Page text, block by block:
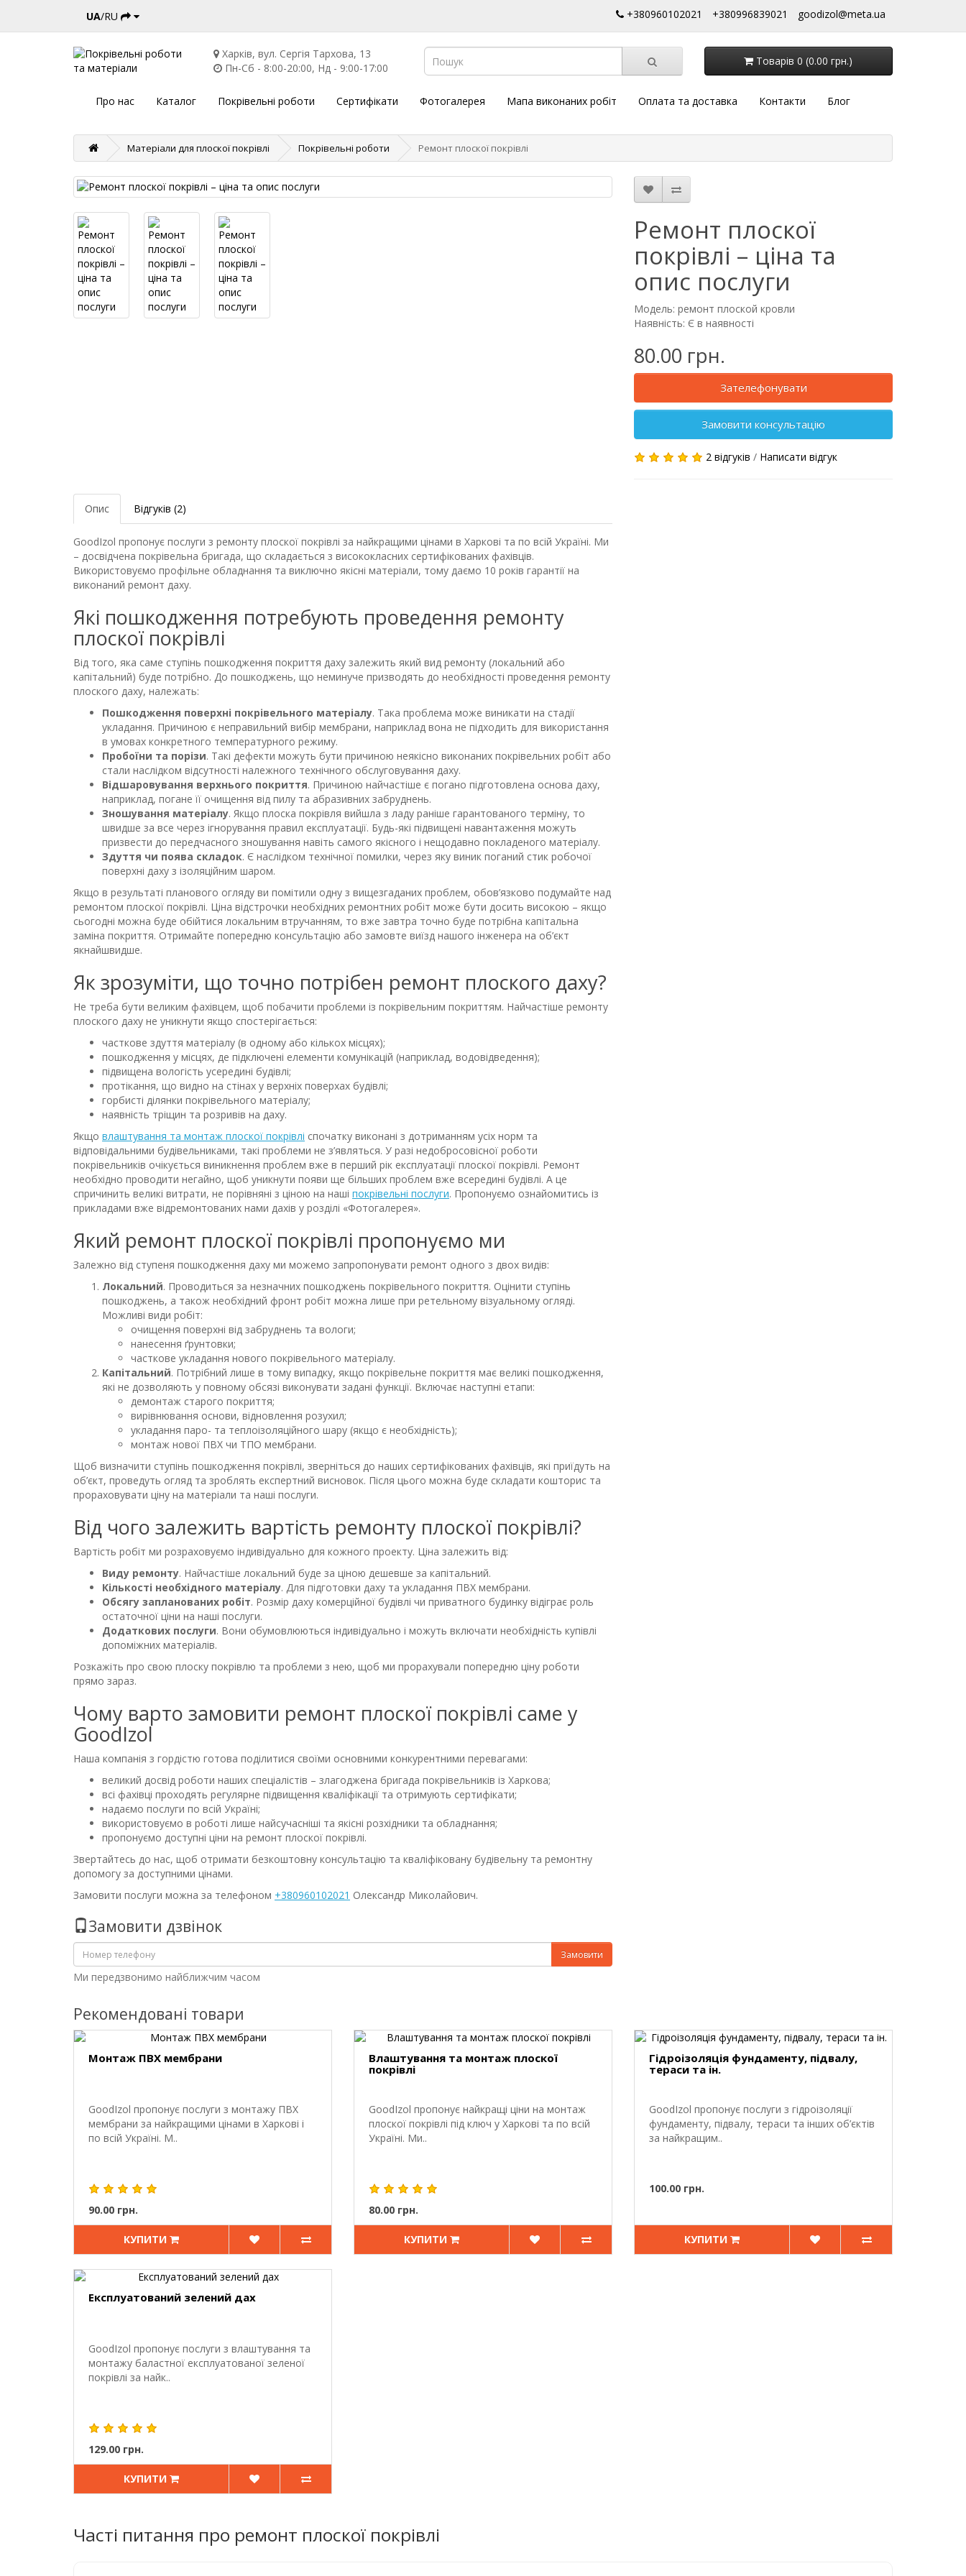
UA/RU +380960102021 +380996839021 goodizol@meta.ua
Харків, вул. Сергія Тархова, 13
Пн-Сб - 8:00-20:00, Нд - 9:00-17:00
Товарів 0 (0.00 грн.)
Про нас Каталог Покрівельні роботи Сертифікати Фотогалерея Мапа виконаних робіт Оплата та доставка Контакти Блог
Матеріали для плоскої покрівлі Покрівельні роботи Ремонт плоскої покрівлі
Ремонт плоскої
покрівлі – ціна та
опис послуги
Модель: ремонт плоской кровли
Наявність: Є в наявності
80.00 грн.
Зателефонувати
Замовити консультацію
2 відгуків / Написати відгук
Опис Відгуків (2)
GoodIzol пропонує послуги з ремонту плоскої покрівлі за найкращими цінами в Харкові та по всій Україні. Ми
– досвідчена покрівельна бригада, що складається з висококласних сертифікованих фахівців.
Використовуємо профільне обладнання та виключно якісні матеріали, тому даємо 10 років гарантії на
виконаний ремонт даху.
Які пошкодження потребують проведення ремонту
плоскої покрівлі
Від того, яка саме ступінь пошкодження покриття даху залежить який вид ремонту (локальний або
капітальний) буде потрібно. До пошкоджень, що неминуче призводять до необхідності проведення ремонту
плоского даху, належать:
Пошкодження поверхні покрівельного матеріалу. Така проблема може виникати на стадії
укладання. Причиною є неправильний вибір мембрани, наприклад вона не підходить для використання
в умовах конкретного температурного режиму.
Пробоїни та порізи. Такі дефекти можуть бути причиною неякісно виконаних покрівельних робіт або
стали наслідком відсутності належного технічного обслуговування даху.
Відшаровування верхнього покриття. Причиною найчастіше є погано підготовлена основа даху,
наприклад, погане її очищення від пилу та абразивних забруднень.
Зношування матеріалу. Якщо плоска покрівля вийшла з ладу раніше гарантованого терміну, то
швидше за все через ігнорування правил експлуатації. Будь-які підвищені навантаження можуть
призвести до передчасного зношування навіть самого якісного і нещодавно покладеного матеріалу.
Здуття чи поява складок. Є наслідком технічної помилки, через яку виник поганий стик робочої
поверхні даху з ізоляційним шаром.
Якщо в результаті планового огляду ви помітили одну з вищезгаданих проблем, обов’язково подумайте над
ремонтом плоскої покрівлі. Ціна відстрочки необхідних ремонтних робіт може бути досить високою – якщо
сьогодні можна буде обійтися локальним втручанням, то вже завтра точно буде потрібна капітальна
заміна покриття. Отримайте попередню консультацію або замовте виїзд нашого інженера на об’єкт
якнайшвидше.
Як зрозуміти, що точно потрібен ремонт плоского даху?
Не треба бути великим фахівцем, щоб побачити проблеми із покрівельним покриттям. Найчастіше ремонту
плоского даху не уникнути якщо спостерігається:
часткове здуття матеріалу (в одному або кількох місцях);
пошкодження у місцях, де підключені елементи комунікацій (наприклад, водовідведення);
підвищена вологість усередині будівлі;
протікання, що видно на стінах у верхніх поверхах будівлі;
горбисті ділянки покрівельного матеріалу;
наявність тріщин та розривів на даху.
Якщо влаштування та монтаж плоскої покрівлі спочатку виконані з дотриманням усіх норм та
відповідальними будівельниками, такі проблеми не з’являться. У разі недобросовісної роботи
покрівельників очікується виникнення проблем вже в перший рік експлуатації плоскої покрівлі. Ремонт
необхідно проводити негайно, щоб уникнути появи ще більших проблем вже всередині будівлі. А це
спричинить великі витрати, не порівняні з ціною на наші покрівельні послуги. Пропонуємо ознайомитись із
прикладами вже відремонтованих нами дахів у розділі «Фотогалерея».
Який ремонт плоскої покрівлі пропонуємо ми
Залежно від ступеня пошкодження даху ми можемо запропонувати ремонт одного з двох видів:
Локальний. Проводиться за незначних пошкоджень покрівельного покриття. Оцінити ступінь
пошкоджень, а також необхідний фронт робіт можна лише при ретельному візуальному огляді.
Можливі види робіт:
очищення поверхні від забруднень та вологи;
нанесення ґрунтовки;
часткове укладання нового покрівельного матеріалу.
Капітальний. Потрібний лише в тому випадку, якщо покрівельне покриття має великі пошкодження,
які не дозволяють у повному обсязі виконувати задані функції. Включає наступні етапи:
демонтаж старого покриття;
вирівнювання основи, відновлення розухил;
укладання паро- та теплоізоляційного шару (якщо є необхідність);
монтаж нової ПВХ чи ТПО мембрани.
Щоб визначити ступінь пошкодження покрівлі, зверніться до наших сертифікованих фахівців, які приїдуть на
об’єкт, проведуть огляд та зроблять експертний висновок. Після цього можна буде складати кошторис та
прораховувати ціну на матеріали та наші послуги.
Від чого залежить вартість ремонту плоскої покрівлі?
Вартість робіт ми розраховуємо індивідуально для кожного проекту. Ціна залежить від:
Виду ремонту. Найчастіше локальний буде за ціною дешевше за капітальний.
Кількості необхідного матеріалу. Для підготовки даху та укладання ПВХ мембрани.
Обсягу запланованих робіт. Розмір даху комерційної будівлі чи приватного будинку відіграє роль
остаточної ціни на наші послуги.
Додаткових послуги. Вони обумовлюються індивідуально і можуть включати необхідність купівлі
допоміжних матеріалів.
Розкажіть про свою плоску покрівлю та проблеми з нею, щоб ми прорахували попередню ціну роботи
прямо зараз.
Чому варто замовити ремонт плоскої покрівлі саме у
GoodIzol
Наша компанія з гордістю готова поділитися своїми основними конкурентними перевагами:
великий досвід роботи наших спеціалістів – злагоджена бригада покрівельників із Харкова;
всі фахівці проходять регулярне підвищення кваліфікації та отримують сертифікати;
надаємо послуги по всій Україні;
використовуємо в роботі лише найсучасніші та якісні розхідники та обладнання;
пропонуємо доступні ціни на ремонт плоскої покрівлі.
Звертайтесь до нас, щоб отримати безкоштовну консультацію та кваліфіковану будівельну та ремонтну
допомогу за доступними цінами.
Замовити послуги можна за телефоном +380960102021 Олександр Миколайович.
Замовити дзвінок
Замовити
Ми передзвонимо найближчим часом
Рекомендовані товари
Монтаж ПВХ мембрани
GoodIzol пропонує послуги з монтажу ПВХ
мембрани за найкращими цінами в Харкові і
по всій Україні. М..
90.00 грн.
КУПИТИ
Влаштування та монтаж плоскої
покрівлі
GoodIzol пропонує найкращі ціни на монтаж
плоскої покрівлі під ключ у Харкові та по всій
Україні. Ми..
80.00 грн.
КУПИТИ
Гідроізоляція фундаменту, підвалу,
тераси та ін.
GoodIzol пропонує послуги з гідроізоляції
фундаменту, підвалу, тераси та інших об’єктів
за найкращим..
100.00 грн.
КУПИТИ
Експлуатований зелений дах
GoodIzol пропонує послуги з влаштування та
монтажу баластної експлуатованої зеленої
покрівлі за найк..
129.00 грн.
КУПИТИ
Часті питання про ремонт плоскої покрівлі